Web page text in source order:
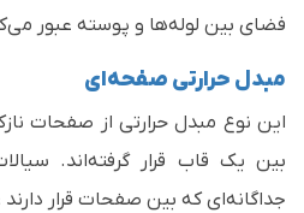
فضای بین لوله‌ها و پوسته عبور
مبدل‌ حرارتی صفحه‌ای
این نوع مبدل حرارتی از صفحات
بین یک قاب قرار گرفته‌اند.
جداگانه‌ای که بین صفحات قرار